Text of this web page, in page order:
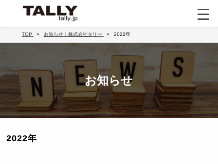
TOP お知らせ｜株式会社タリー 2022年
お知らせ
2022年